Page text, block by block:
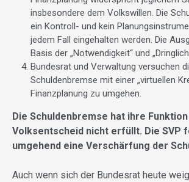
insbesondere dem Volkswillen. Die
ein Kontroll- und kein
jedem Fall eingehalten werden. Die
Basis der „Notwendigkeit“ und
Bundesrat und Verwaltung versuchen
Schuldenbremse mit einer „virtuellen
Finanzplanung zu umgehen.
Die Schuldenbremse hat ihre
Volksentscheid nicht erfüllt. Die SVP
umgehend eine Verschärfung der
Auch wenn sich der Bundesrat heute